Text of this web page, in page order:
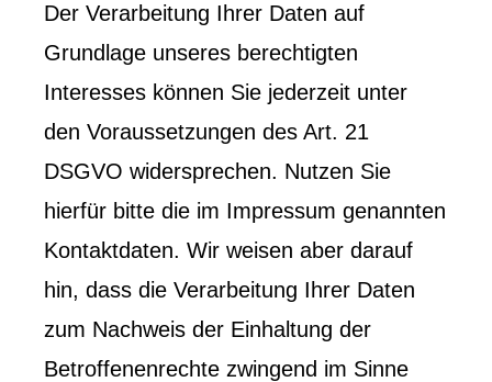
Der Verarbeitung Ihrer Daten auf
Grundlage unseres berechtigten
Interesses können Sie jederzeit unter
den Voraussetzungen des Art. 21
DSGVO widersprechen. Nutzen Sie
hierfür bitte die im Impressum genannten
Kontaktdaten. Wir weisen aber darauf
hin, dass die Verarbeitung Ihrer Daten
zum Nachweis der Einhaltung der
Betroffenenrechte zwingend im Sinne